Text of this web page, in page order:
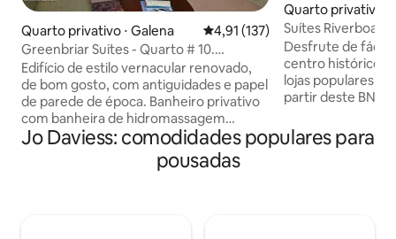
Quarto privativo ⋅ Galena 4,91 de uma avaliação média de
4,91 (137)
Greenbriar Suites - Quarto # 10.
Estacionamento gratuito
Edifício de estilo vernacular renovado,
de bom gosto, com antiguidades e papel
de parede de época. Banheiro privativo
com banheira de hidromassagem
individual, toalhas de grife Calvin Klein,
lençóis de renda, lareira, ar condicionado
central, varanda galeria e muito mais;
Quarto privativo ⋅
Suítes Riverboat
Desfrute de fácil
centro histórico
lojas populares,
partir deste BNB
excelente
preços
Jo Daviess: comodidades populares para
pousadas